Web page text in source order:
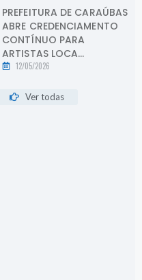
PREFEITURA DE CARAÚBAS
ABRE CREDENCIAMENTO
CONTÍNUO PARA
ARTISTAS LOCA...
12/05/2026
Ver todas